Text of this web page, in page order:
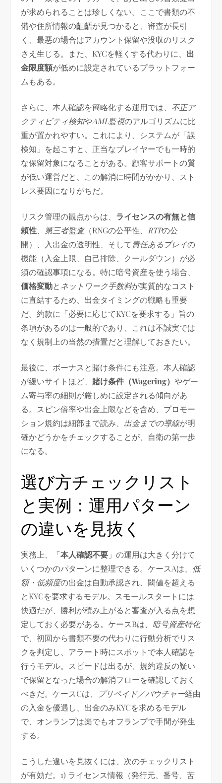
が求められることは珍しくない。ここで書類の不
備や住所情報の齟齬が見つかると、審査が長引
く、最悪の場合はアカウント保留や没収のリスク
さえ生じる。また、KYCを軽くする代わりに、 出
金限度額が低めに設定されているプラットフォー
ムもある。
さらに、本人確認を簡略化する運用では、 不正ア
クティビティ検知やAML監視のアルゴリズムに比
重が置かれやすい。これにより、システムが「誤
検知」を起こすと、正当なプレイヤーでも一時的
な保留対象になることがある。顧客サポートの質
が低い運営だと、この解消に時間がかかり、スト
レス要因になりがちだ。
リスク管理の観点からは、 ライセンスの有無と信
頼性
第三者監査（RNGの公平性、 RTPの公
開）、入出金の透明性、そして責任あるプレイの
機能（入金上限、自己排除、クールダウン）が必
須の確認事項になる。特に暗号資産を使う場合、
価格変動とネットワーク手数料が実質的なコスト
に直結するため、出金タイミングの戦略も重要
だ。約款に「必要に応じてKYCを要求する」旨の
条項があるのは一般的であり、これは不誠実では
なく規制上の当然の措置だと理解しておきたい。
最後に、ボーナスと賭け条件にも注意。本人確認
が緩いサイトほど、 賭け条件（Wagering）やゲー
ム寄与率の細則が厳しめに設定される傾向があ
る。スピン倍率や出金上限などを含め、プロモー
ション規約は細部まで読み、 出金までの導線が明
確かどうかをチェックすることが、自衛の第一歩
になる。
選び方チェックリスト
と実例：運用パターン
の違いを見抜く
実務上、「本人確認不要 」の運用は大きく分けて
いくつかのパターンに整理できる。ケースAは、 低
額・低頻度の出金は自動承認され、閾値を超える
とKYCを要求するモデル。スモールスタートには
快適だが、勝利が積み上がると審査が入る点を想
定しておく必要がある。ケースBは、 暗号資産特化
で、初回から書類不要の代わりに行動分析でリス
クを判定し、アラート時にスポットで本人確認を
行うモデル。スピードは出るが、規約違反の疑い
で保留となった場合の解消フローを確認しておく
べきだ。ケースCは、
プリペイド／バウチャー経由
の入金を優遇し、出金のみKYCを求めるモデル
で、オンランプは楽でもオフランプで手間が発生
する。
こうした違いを見抜くには、次のチェックリスト
が有効だ。1) ライセンス情報（発行元、番号、苦